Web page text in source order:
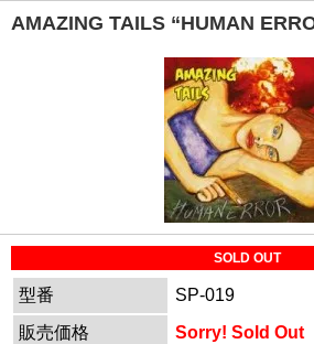
AMAZING TAILS “HUMAN
SOLD OUT
型番
SP-019
販売価格
Sorry! Sold Out